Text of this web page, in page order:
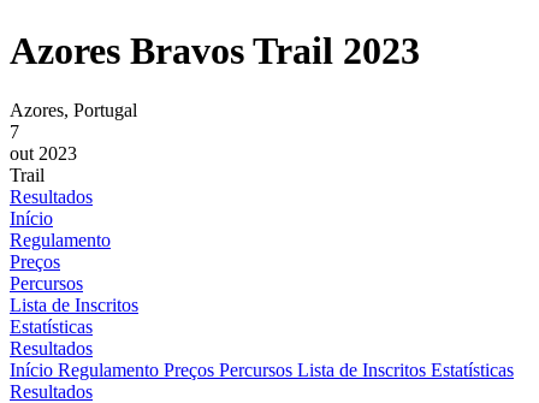
Azores Bravos Trail 2023
Azores, Portugal
7
out 2023
Trail
Resultados
Início
Regulamento
Preços
Percursos
Lista de Inscritos
Estatísticas
Resultados
Início Regulamento Preços Percursos Lista de Inscritos Estatísticas
Resultados